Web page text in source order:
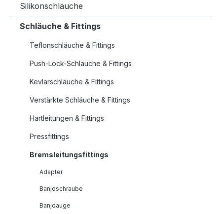
Silikonschläuche
Schläuche & Fittings
Teflonschläuche & Fittings
Push-Lock-Schläuche & Fittings
Kevlarschläuche & Fittings
Verstärkte Schläuche & Fittings
Hartleitungen & Fittings
Pressfittings
Bremsleitungsfittings
Adapter
Banjoschraube
Banjoauge